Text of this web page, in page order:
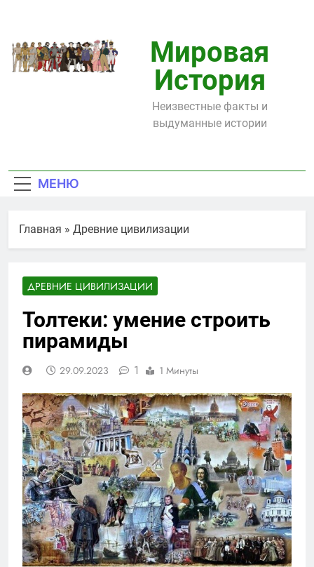
содержимому
Мировая
История
Неизвестные факты и
выдуманные истории
МЕНЮ
Главная » Древние цивилизации
ДРЕВНИЕ ЦИВИЛИЗАЦИИ
Толтеки: умение строить
пирамиды
29.09.2023 1 1 Минуты